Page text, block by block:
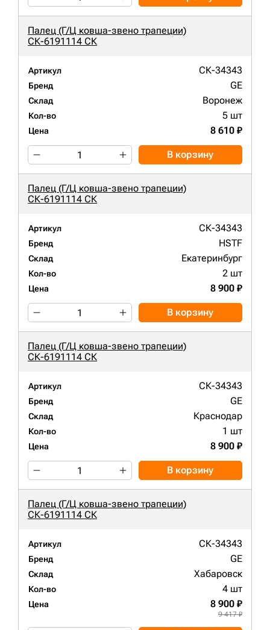
Палец (Г/Ц ковша-звено трапеции)
СК-6191114 СК
Артикул СК-34343
Бренд GE
Склад Воронеж
Кол-во 5 шт
Цена 8 610 ₽
В корзину
Палец (Г/Ц ковша-звено трапеции)
СК-6191114 СК
Артикул СК-34343
Бренд HSTF
Склад Екатеринбург
Кол-во 2 шт
Цена 8 900 ₽
В корзину
Палец (Г/Ц ковша-звено трапеции)
СК-6191114 СК
Артикул СК-34343
Бренд GE
Склад Краснодар
Кол-во 1 шт
Цена 8 900 ₽
В корзину
Палец (Г/Ц ковша-звено трапеции)
СК-6191114 СК
Артикул СК-34343
Бренд GE
Склад Хабаровск
Кол-во 4 шт
Цена 8 900 ₽
9 417 ₽